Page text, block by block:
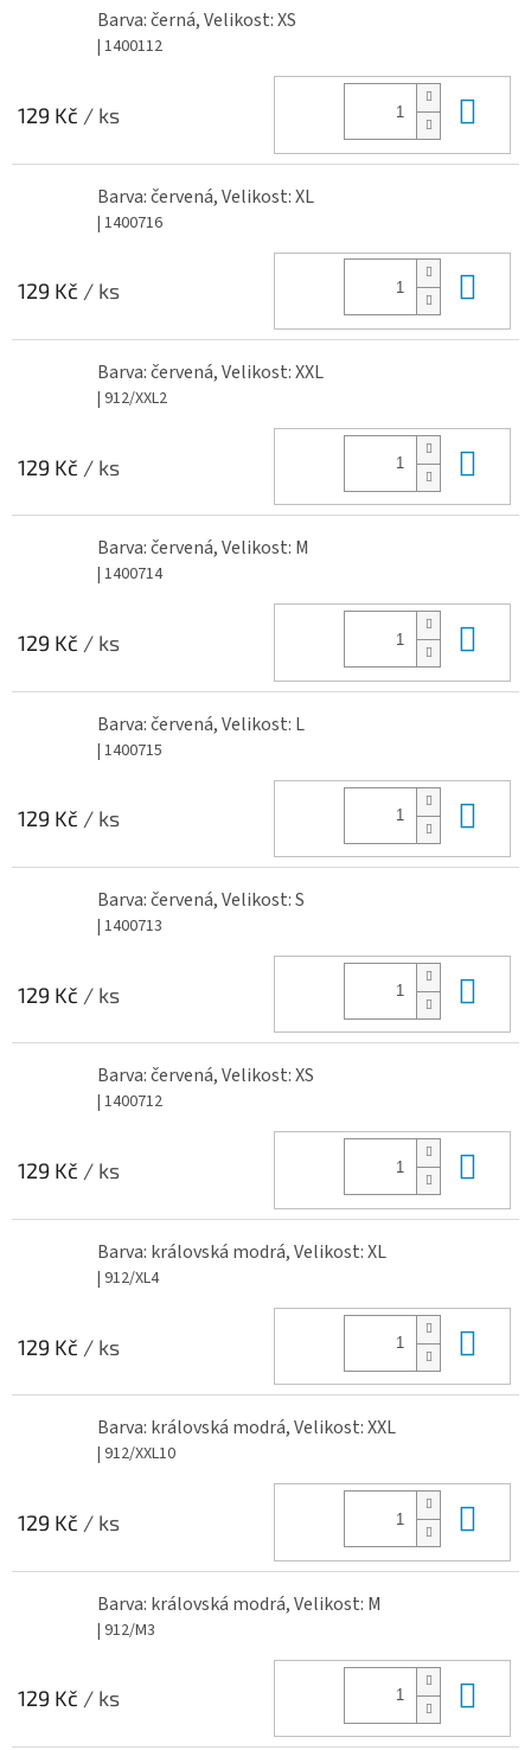
Barva: černá, Velikost: XS
| 1400112
129 Kč / ks
Barva: červená, Velikost: XL
| 1400716
129 Kč / ks
Barva: červená, Velikost: XXL
| 912/XXL2
129 Kč / ks
Barva: červená, Velikost: M
| 1400714
129 Kč / ks
Barva: červená, Velikost: L
| 1400715
129 Kč / ks
Barva: červená, Velikost: S
| 1400713
129 Kč / ks
Barva: červená, Velikost: XS
| 1400712
129 Kč / ks
Barva: královská modrá, Velikost: XL
| 912/XL4
129 Kč / ks
Barva: královská modrá, Velikost: XXL
| 912/XXL10
129 Kč / ks
Barva: královská modrá, Velikost: M
| 912/M3
129 Kč / ks